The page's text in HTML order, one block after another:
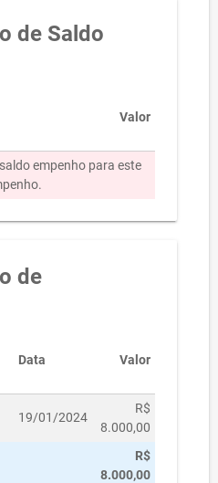
de Saldo
Valor
empenho para este
de
Data Valor
19/01/2024
R$
8.000,00
R$
8.000,00